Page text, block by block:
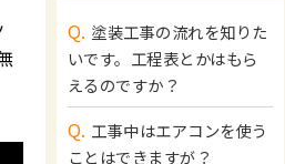
Q. 塗装工事の流れを知りた
いです。工程表とかはもら
えるのですか？
Q. 工事中はエアコンを使う
ことはできますが？